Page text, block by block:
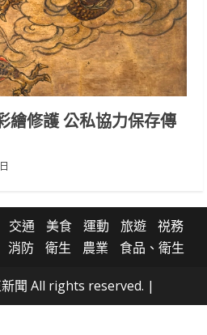
繪修護 公私協力保存傳
交通 美食 運動 旅遊
祱務
消防 衛生 農業 食品、衛生
聞 All rights reserved. |